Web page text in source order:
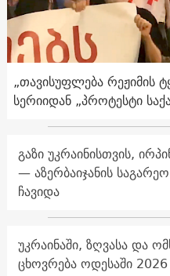
„თავისუფლება რეჟიმის
სერიიდან „პროტესტი
გაზი უკრაინისთვის,
— აზერბაიჯანის
ჩავიდა
უკრაინაში, ზღვასა და
ცხოვრება ოდესაში